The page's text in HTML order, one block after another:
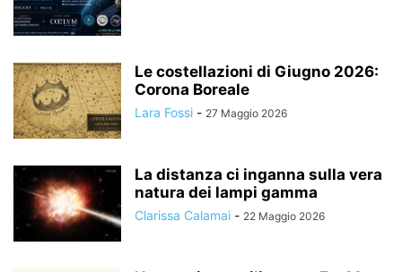
Le costellazioni di Giugno 2026:
Corona Boreale
Lara Fossi - 27 Maggio 2026
La distanza ci inganna sulla vera
natura dei lampi gamma
Clarissa Calamai - 22 Maggio 2026